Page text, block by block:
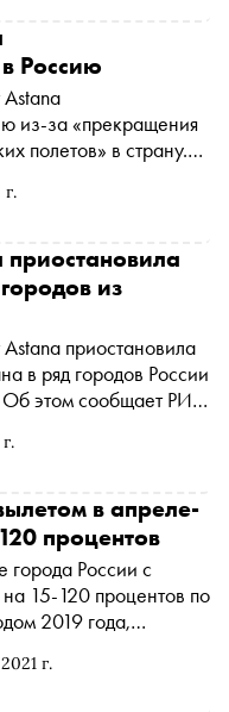
г.
Россию
из-за «прекращения
полетов» в страну.
из
приостановила
в ряд городов России
РИА
г.
в апреле-
процентов
города России с
15-120 процентов по
2019 года,
и OneTwoTrip